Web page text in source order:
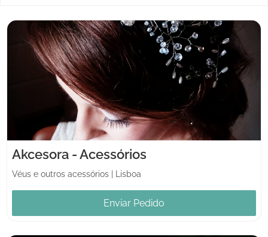
Akcesora - Acessórios
Véus e outros acessórios Lisboa
Enviar Pedido